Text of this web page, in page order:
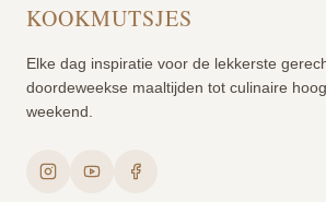
KOOKMUTSJES
Elke dag inspiratie voor de lekkerste
doordeweekse maaltijden tot culinaire
weekend.